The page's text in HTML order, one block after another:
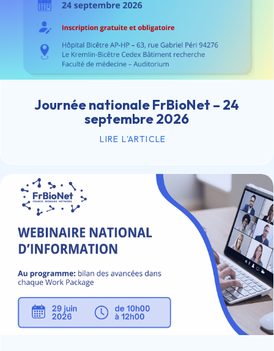
Journée nationale FrBioNet – 24
septembre 2026
LIRE L'ARTICLE